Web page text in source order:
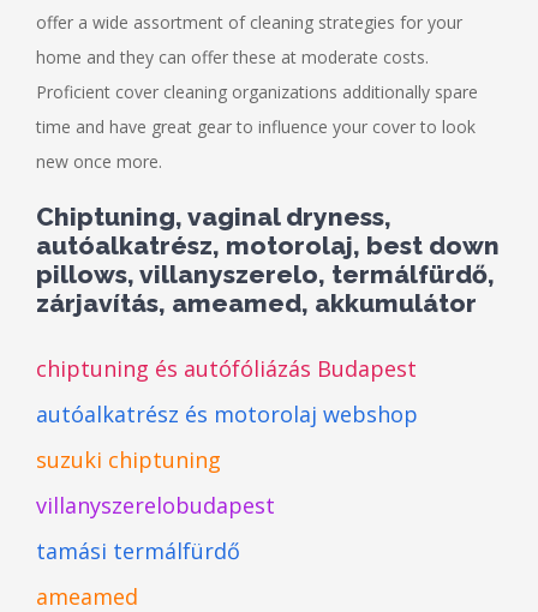
offer a wide assortment of cleaning strategies for your
home and they can offer these at moderate costs.
Proficient cover cleaning organizations additionally spare
time and have great gear to influence your cover to look
new once more.
Chiptuning, vaginal dryness,
autóalkatrész, motorolaj, best down
pillows, villanyszerelo, termálfürdő,
zárjavítás, ameamed, akkumulátor
chiptuning és autófóliázás Budapest
autóalkatrész és motorolaj webshop
suzuki chiptuning
villanyszerelobudapest
tamási termálfürdő
ameamed